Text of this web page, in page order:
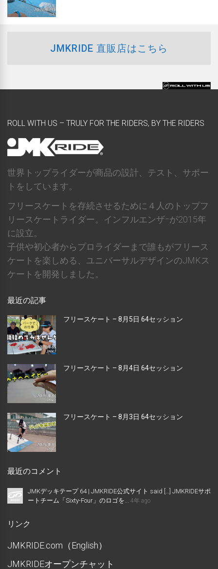
JMKRIDE 直販店はこちら
ROLL WITH US – TRULY FOR THE RIDERS, BY THE RIDERS
世界トップライダーが商品の設計、テスト、サポー
トをしています。
フリースケートを存続させるために４人のトップフ
リースケートライダー。インフルエンザｰが2015年
に設立。
子供や初心者からプロライダーまで誰もがフリース
ケートを楽しめる、ユニバーサルデザインのJMKス
ケートを開発しました。
最近の記事
フリースケート – 8月5日 64セッション
フリースケート – 8月4日 64セッション
フリースケート – 8月3日 64セッション
最近のコメント
JMKデッキテープ 64 | JMKRIDE公式サイト said […] JMKRIDEサポ
ートチーム「Sixty-Four」のロゴを...
4年 ago
リンク
JMKRIDE.com（English）
JMKRIDEオープンチャット